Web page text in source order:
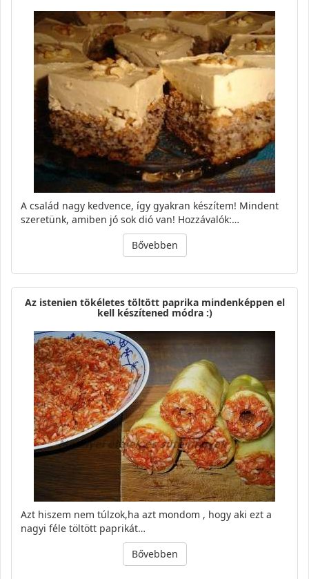
A család nagy kedvence, így gyakran készítem! Mindent
szeretünk, amiben jó sok dió van! Hozzávalók:…
Bővebben
Az istenien tökéletes töltött paprika mindenképpen el
kell készítened módra :)
Azt hiszem nem túlzok,ha azt mondom , hogy aki ezt a
nagyi féle töltött paprikát…
Bővebben